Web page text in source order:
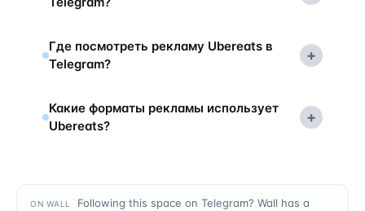
Где посмотреть рекламу Ubereats в
Telegram?
+
Какие форматы рекламы использует
Ubereats?
+
ON WALL
Following this space on Telegram? Wall has a